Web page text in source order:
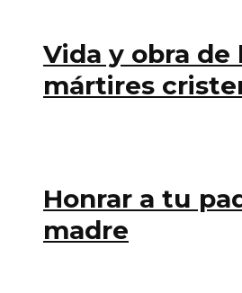
Vida y obra de
mártires
Honrar a tu
madre